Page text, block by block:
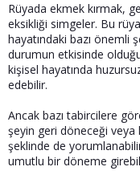
Rüyada ekmek kırmak,
eksikliği simgeler. Bu
hayatındaki bazı önemli
durumun etkisinde
kişisel hayatında
edebilir.
Ancak bazı tabircilere
şeyin geri döneceği veya
şeklinde de
umutlu bir döneme